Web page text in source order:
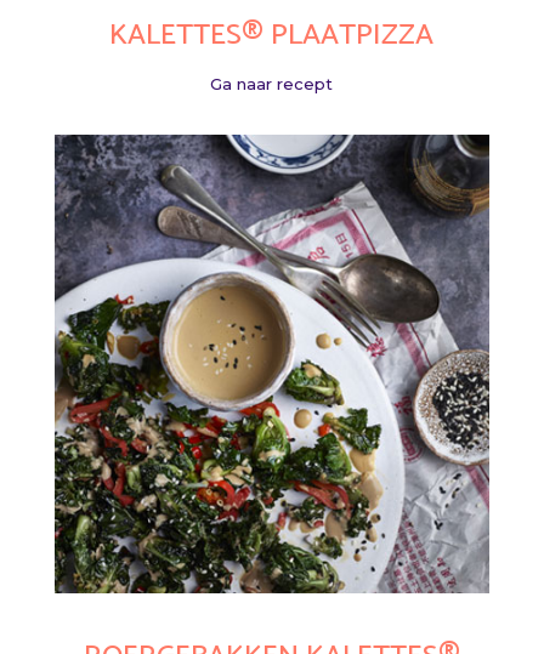
KALETTES® PLAATPIZZA
Ga naar recept